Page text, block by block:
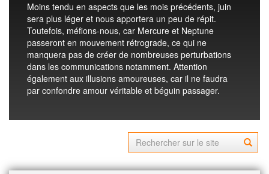
Moins tendu en aspects que les mois précédents, juin
sera plus léger et nous apportera un peu de répit.
Toutefois, méfions-nous, car Mercure et Neptune
passeront en mouvement rétrograde, ce qui ne
manquera pas de créer de nombreuses perturbations
dans les communications notamment. Attention
également aux illusions amoureuses, car il ne faudra
par confondre amour véritable et béguin passager.